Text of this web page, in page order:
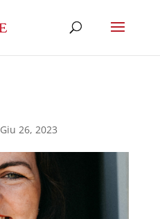
Giu 26, 2023